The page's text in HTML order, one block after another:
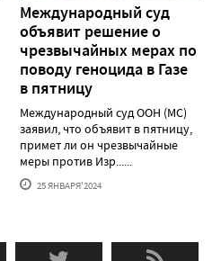
Международный суд
объявит решение о
чрезвычайных мерах по
поводу геноцида в Газе
в пятницу
Международный суд ООН (МС)
заявил, что объявит в пятницу,
примет ли он чрезвычайные
меры против Изр......
25 ЯНВАРЯ'2024